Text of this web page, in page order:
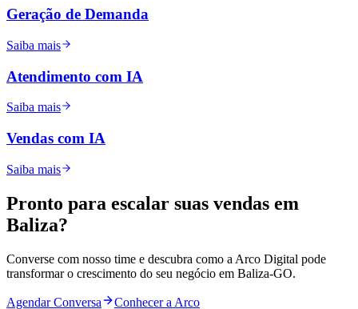
Geração de Demanda
Saiba mais
Atendimento com IA
Saiba mais
Vendas com IA
Saiba mais
Pronto para escalar suas vendas em
Baliza?
Converse com nosso time e descubra como a Arco Digital pode
transformar o crescimento do seu negócio em Baliza-GO.
Agendar Conversa Conhecer a Arco